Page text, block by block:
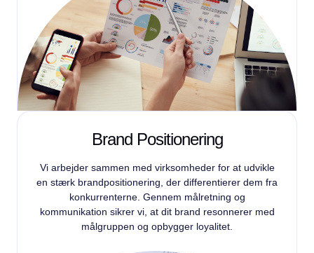
Brand Positionering
Vi arbejder sammen med virksomheder for at udvikle
en stærk brandpositionering, der differentierer dem fra
konkurrenterne. Gennem målretning og
kommunikation sikrer vi, at dit brand resonnerer med
målgruppen og opbygger loyalitet.